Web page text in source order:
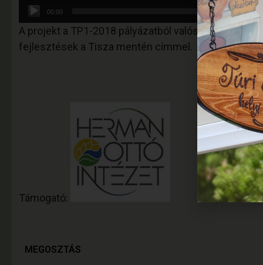
Audió
lejátszó
00:00
A projekt a TP1-2018 pályázatból valósult meg
fejlesztések a Tisza mentén címmel.
Támogató:
MEGOSZTÁS